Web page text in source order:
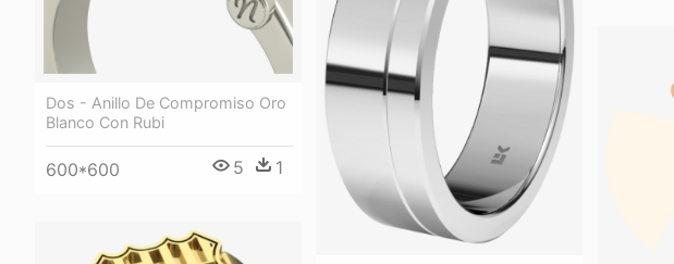
Dos - Anillo De Compromiso Oro
Blanco Con Rubi
600*600 5 1